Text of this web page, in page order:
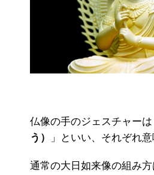
仏像の手のジェスチャーは
う）
」といい、それぞれ意
通常の大日如来像の組み方